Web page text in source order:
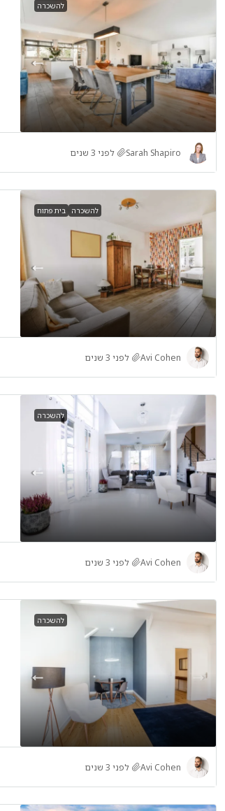
להשכרה
Sarah Shapiro לפני 3 שנים
להשכרה בית פתוח
Avi Cohen לפני 3 שנים
להשכרה
Avi Cohen לפני 3 שנים
להשכרה
Avi Cohen לפני 3 שנים